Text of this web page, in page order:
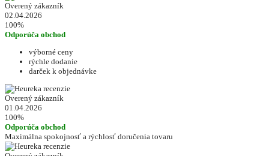
Overený zákazník
02.04.2026
100%
Odporúča obchod
výborné ceny
rýchle dodanie
darček k objednávke
Overený zákazník
01.04.2026
100%
Odporúča obchod
Maximálna spokojnosť a rýchlosť doručenia tovaru